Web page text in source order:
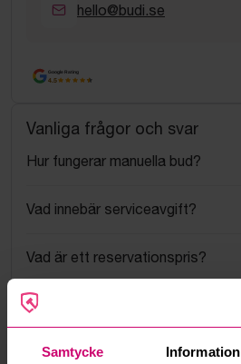
Samtycke Information
hello@budi.se
Google Rating
4.5
Vanliga frågor och svar
Hur fungerar manuella bud?
Vad innebär serviceavgift?
Vad är ett reservationspris?
Hur fungerar maxbud?
Hur fungerar budmotorn?